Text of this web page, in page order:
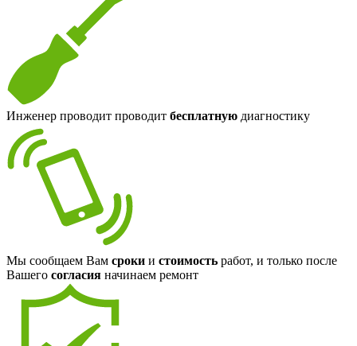
Инженер проводит проводит бесплатную диагностику
Мы сообщаем Вам сроки и стоимость работ, и только после
Вашего согласия начинаем ремонт